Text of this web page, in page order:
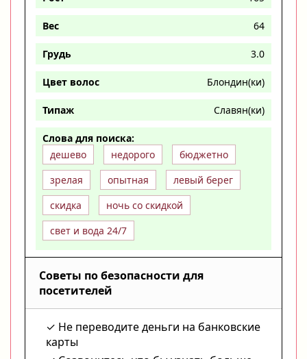
Вес 64
Грудь 3.0
Цвет волос Блондин(ки)
Типаж Славян(ки)
Слова для поиска:
дешево
недорого
бюджетно
зрелая
опытная
левый берег
скидка
ночь со скидкой
свет и вода 24/7
Советы по безопасности для
посетителей
Не переводите деньги на банковские
карты